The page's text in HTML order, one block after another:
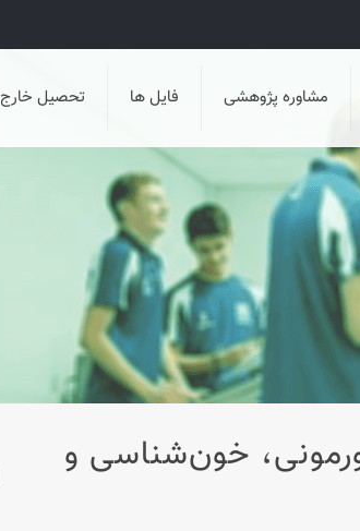
مشاوره پژوهشی فایل ها تحصیل خارج
خون‌شناسی و